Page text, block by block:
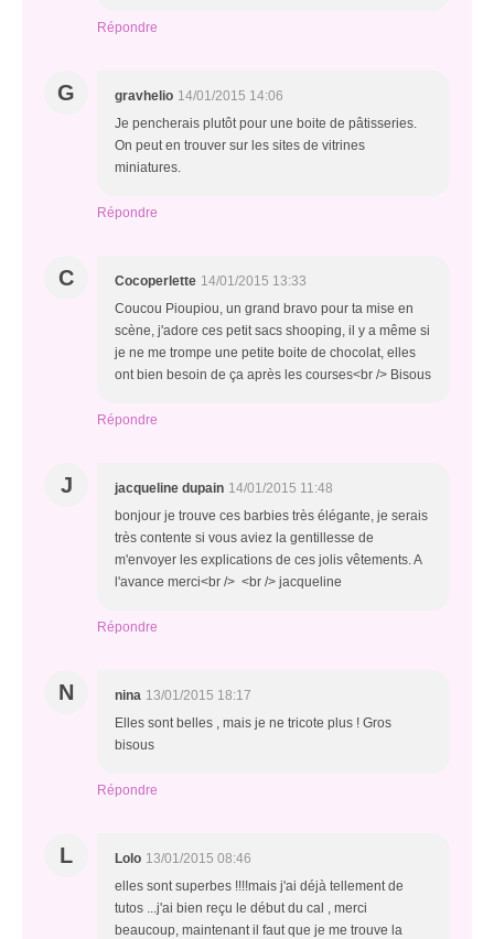
Répondre
G gravhelio 14/01/2015 14:06
Je pencherais plutôt pour une boite de pâtisseries.
On peut en trouver sur les sites de vitrines
miniatures.
Répondre
C Cocoperlette 14/01/2015 13:33
Coucou Pioupiou, un grand bravo pour ta mise en
scène, j'adore ces petit sacs shooping, il y a même si
je ne me trompe une petite boite de chocolat, elles
ont bien besoin de ça après les courses<br /> Bisous
Répondre
J jacqueline dupain 14/01/2015 11:48
bonjour je trouve ces barbies très élégante, je serais
très contente si vous aviez la gentillesse de
m'envoyer les explications de ces jolis vêtements. A
l'avance merci<br /> <br /> jacqueline
Répondre
N nina 13/01/2015 18:17
Elles sont belles , mais je ne tricote plus ! Gros
bisous
Répondre
L Lolo 13/01/2015 08:46
elles sont superbes !!!!mais j'ai déjà tellement de
tutos ...j'ai bien reçu le début du cal , merci
beaucoup, maintenant il faut que je me trouve la